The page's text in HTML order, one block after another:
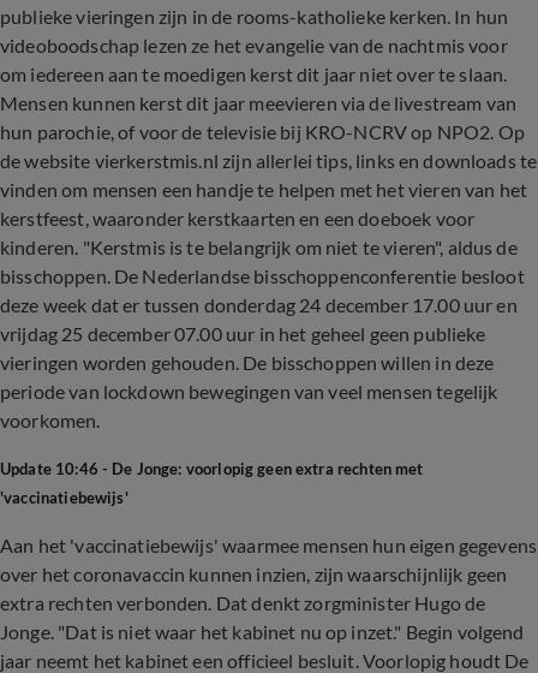
publieke vieringen zijn in de rooms-katholieke kerken. In hun
videoboodschap lezen ze het evangelie van de nachtmis voor
om iedereen aan te moedigen kerst dit jaar niet over te slaan.
Mensen kunnen kerst dit jaar meevieren via de livestream van
hun parochie, of voor de televisie bij KRO-NCRV op NPO2. Op
de website vierkerstmis.nl zijn allerlei tips, links en downloads te
vinden om mensen een handje te helpen met het vieren van het
kerstfeest, waaronder kerstkaarten en een doeboek voor
kinderen. "Kerstmis is te belangrijk om niet te vieren", aldus de
bisschoppen. De Nederlandse bisschoppenconferentie besloot
deze week dat er tussen donderdag 24 december 17.00 uur en
vrijdag 25 december 07.00 uur in het geheel geen publieke
vieringen worden gehouden. De bisschoppen willen in deze
periode van lockdown bewegingen van veel mensen tegelijk
voorkomen.
Update 10:46 - De Jonge: voorlopig geen extra rechten met
'vaccinatiebewijs'
Aan het 'vaccinatiebewijs' waarmee mensen hun eigen gegevens
over het coronavaccin kunnen inzien, zijn waarschijnlijk geen
extra rechten verbonden. Dat denkt zorgminister Hugo de
Jonge. "Dat is niet waar het kabinet nu op inzet." Begin volgend
jaar neemt het kabinet een officieel besluit. Voorlopig houdt De